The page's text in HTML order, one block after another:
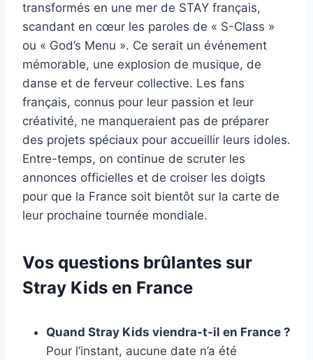
transformés en une mer de STAY français,
scandant en cœur les paroles de « S-Class »
ou « God’s Menu ». Ce serait un événement
mémorable, une explosion de musique, de
danse et de ferveur collective. Les fans
français, connus pour leur passion et leur
créativité, ne manqueraient pas de préparer
des projets spéciaux pour accueillir leurs idoles.
Entre-temps, on continue de scruter les
annonces officielles et de croiser les doigts
pour que la France soit bientôt sur la carte de
leur prochaine tournée mondiale.
Vos questions brûlantes sur
Stray Kids en France
Quand Stray Kids viendra-t-il en France ?
Pour l’instant, aucune date n’a été